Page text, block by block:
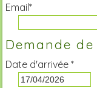
Email*
Demande
Date d'arrivée *